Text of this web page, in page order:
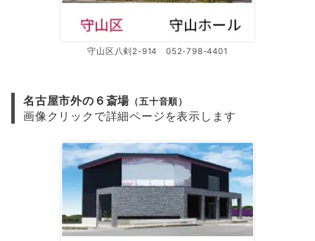
守山区八剣2-914 052-798-4401
名古屋市外の６斎場 （五十音順）
画像クリックで詳細ページを表示します